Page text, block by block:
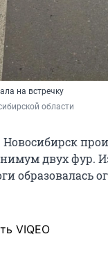
на встречку
области
Новосибирск
двух фур.
образовалась
VIQEO